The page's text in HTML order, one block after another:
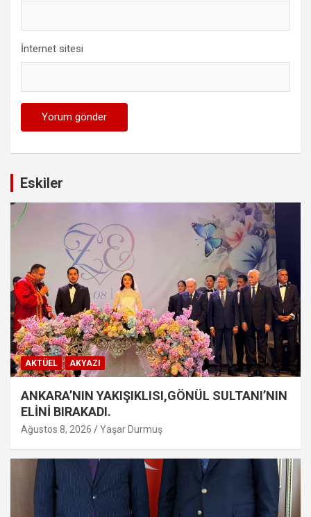
İnternet sitesi
Eskiler
AKTÜEL AKYAZI
ANKARA’NIN YAKIŞIKLISI,GÖNÜL SULTANI’NIN
ELİNİ BIRAKADI.
Ağustos 8, 2026 Yaşar Durmuş